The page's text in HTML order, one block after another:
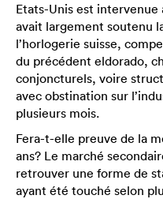
Etats-Unis est intervenue
avait largement soutenu
l’horlogerie suisse,
du précédent eldorado,
conjoncturels, voire
avec obstination sur
plusieurs mois.
Fera-t-elle preuve de la
ans? Le marché
retrouver une forme de
ayant été touché selon